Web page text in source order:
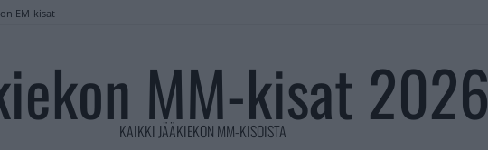
EM-kisat
MM-kisat 2026
KAIKKI JÄÄKIEKON MM-KISOISTA